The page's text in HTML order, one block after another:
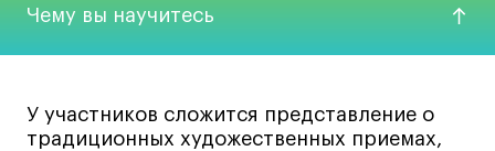
Все программы
Специалист кино- и медиапродакшена
Чему вы научитесь
У участников сложится представление о
традиционных художественных приемах,